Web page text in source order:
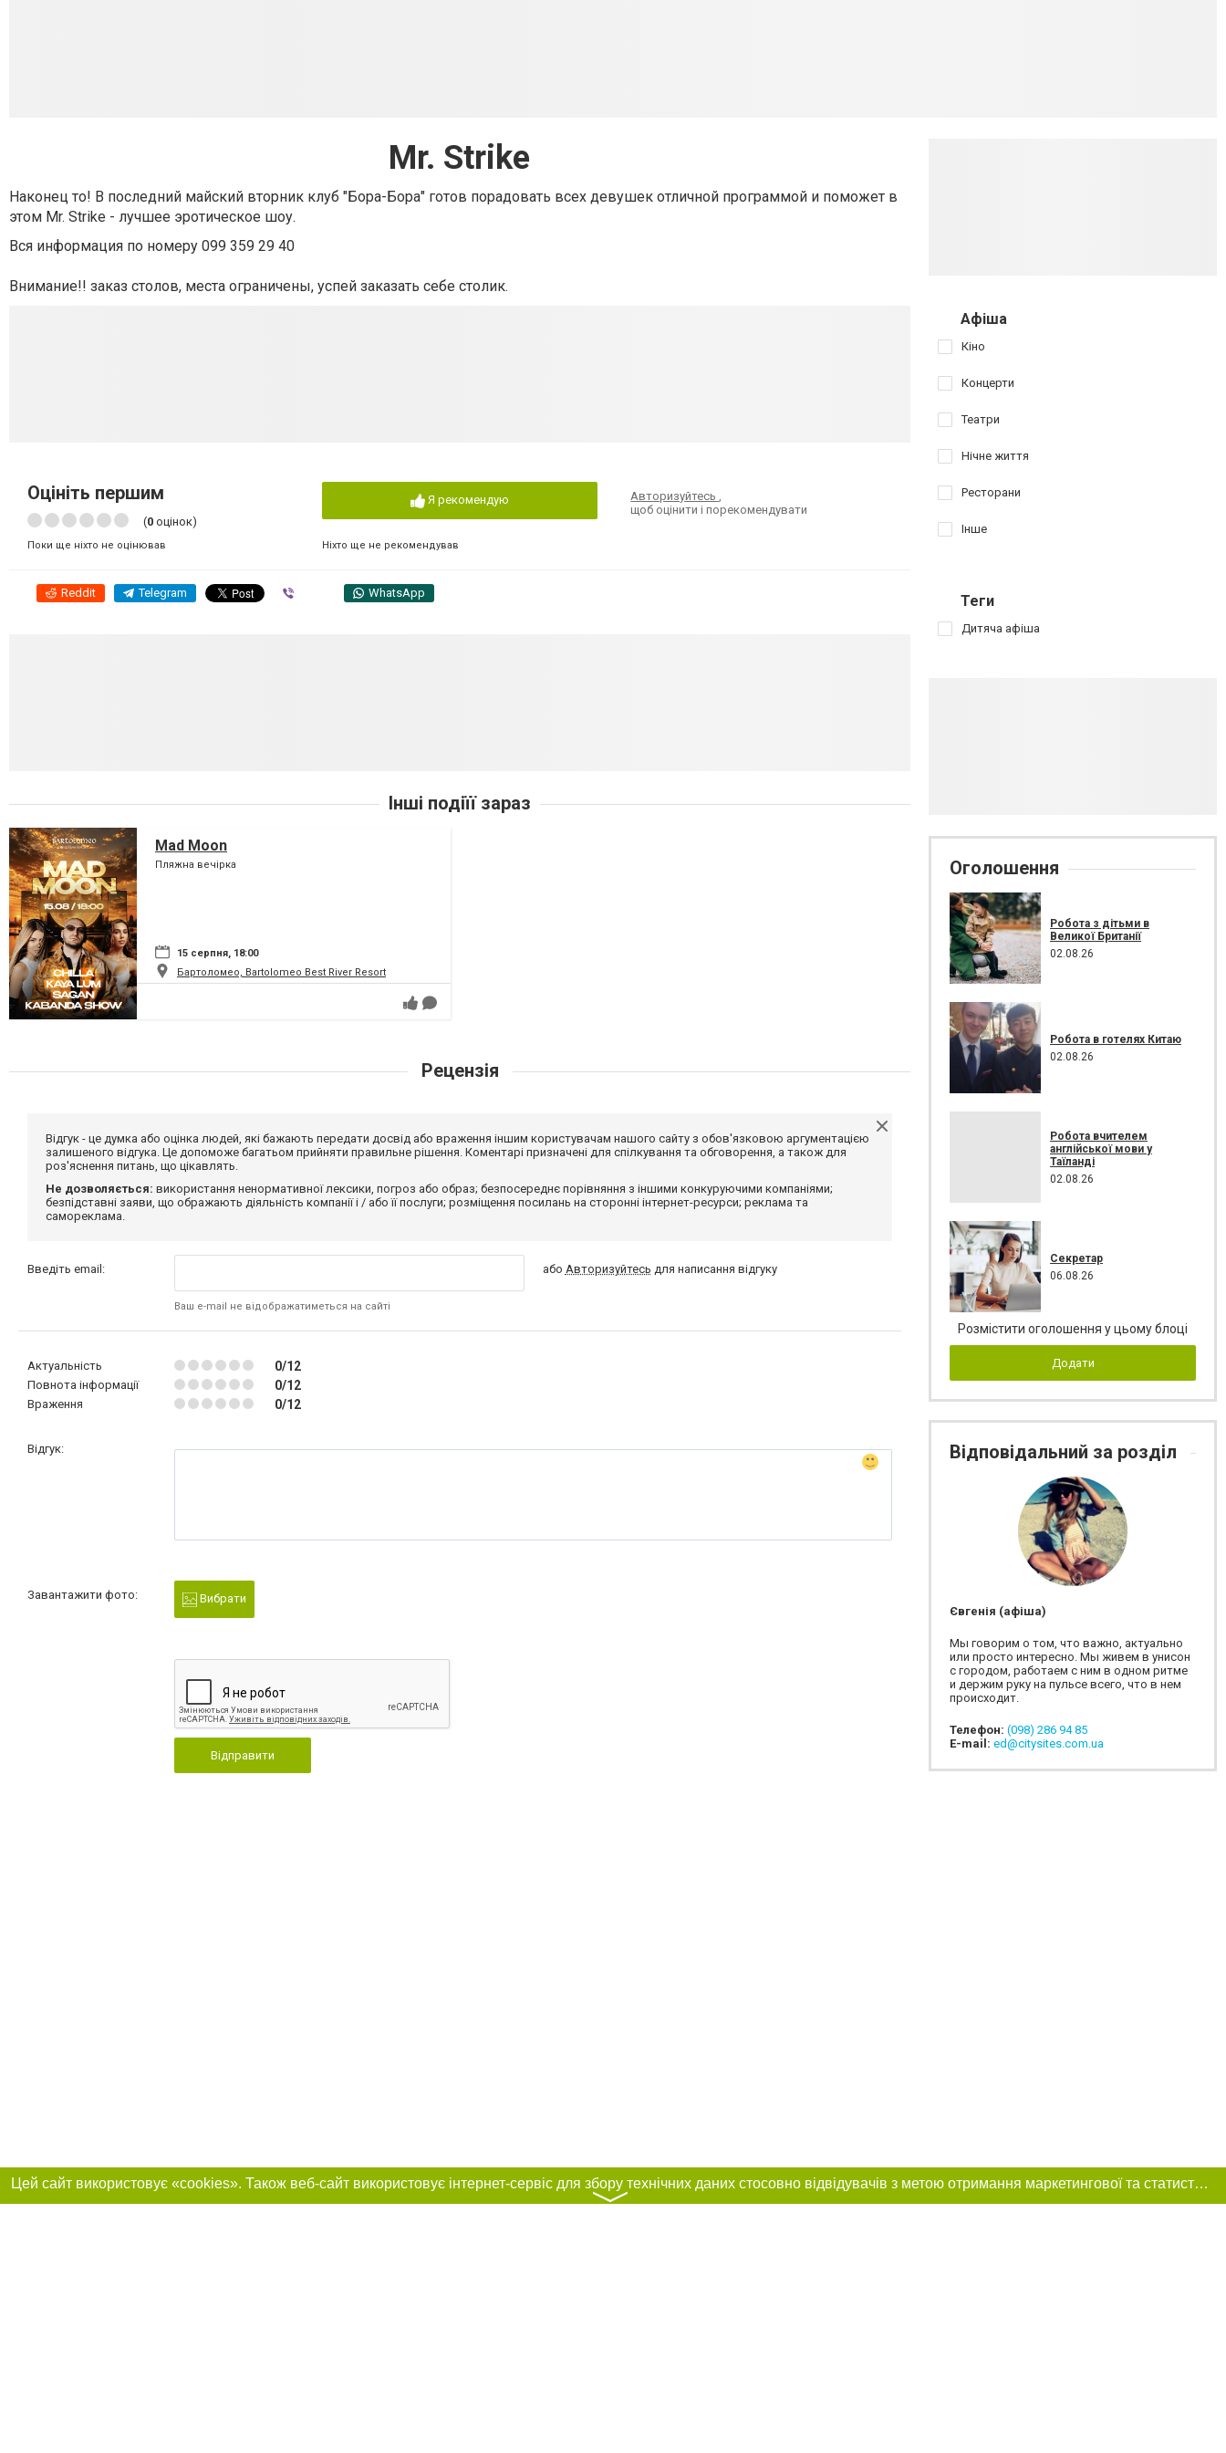
Mr. Strike
Наконец то! В последний майский вторник клуб "Бора-Бора" готов порадовать всех девушек отличной программой и поможет в
этом Mr. Strike - лучшее эротическое шоу.
Вся информация по номеру 099 359 29 40
Внимание!! заказ столов, места ограничены, успей заказать себе столик.
Оцініть першим
(0 оцінок)
Поки ще ніхто не оцінював
Я рекомендую
Ніхто ще не рекомендував
Авторизуйтесь,
щоб оцінити і порекомендувати
Reddit Telegram WhatsApp
Інші подіїї зараз
Mad Moon
Пляжна вечірка
15 серпня, 18:00
Бартоломео, Bartolomeo Best River Resort
Рецензія
Відгук - це думка або оцінка людей, які бажають передати досвід або враження іншим користувачам нашого сайту з обов'язковою аргументацією
залишеного відгука. Це допоможе багатьом прийняти правильне рішення. Коментарі призначені для спілкування та обговорення, а також для
роз'яснення питань, що цікавлять.
Не дозволяється: використання ненормативної лексики, погроз або образ; безпосереднє порівняння з іншими конкуруючими компаніями;
безпідставні заяви, що ображають діяльність компанії і / або її послуги; розміщення посилань на сторонні інтернет-ресурси; реклама та
самореклама.
Введіть email:
Ваш e-mail не відображатиметься на сайті
або Авторизуйтесь для написання відгуку
Актуальність 0/12
Повнота інформації 0/12
Враження 0/12
Відгук:
Завантажити фото: Вибрати
Відправити
Афіша
Кіно
Концерти
Театри
Нічне життя
Ресторани
Інше
Теги
Дитяча афіша
Оголошення
Робота з дітьми в
Великої Британії
02.08.26
Робота в готелях Китаю
02.08.26
Робота вчителем
англійської мови у
Таїланді
02.08.26
Секретар
06.08.26
Розмістити оголошення у цьому блоці
Додати
Відповідальний за розділ
Євгенія (афіша)
Мы говорим о том, что важно, актуально
или просто интересно. Мы живем в унисон
с городом, работаем с ним в одном ритме
и держим руку на пульсе всего, что в нем
происходит.
Телефон: (098) 286 94 85
E-mail: ed@citysites.com.ua
Цей сайт використовує «cookies». Також веб-сайт використовує інтернет-сервіс для збору технічних даних стосовно відвідувачів з метою отримання маркетингової та статистичної інформації. Умови обробки даних відвідувачів сайту див.
〉